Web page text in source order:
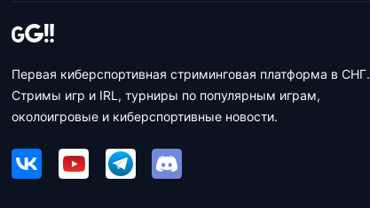
Первая киберспортивная стриминговая платформа в СНГ.
Стримы игр и IRL, турниры по популярным играм,
околоигровые и киберспортивные новости.